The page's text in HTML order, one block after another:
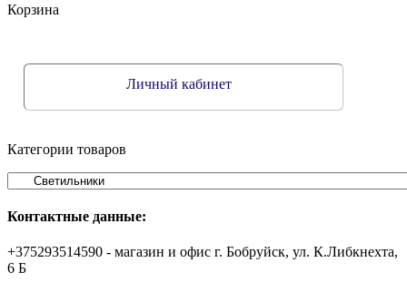
Корзина
Личный кабинет
Категории товаров
Контактные данные:
+375293514590 - магазин и офис г. Бобруйск, ул. К.Либкнехта,
6 Б